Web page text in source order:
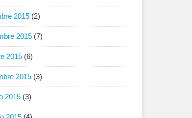
2015 (2)
2015 (7)
2015 (6)
2015 (3)
2015 (3)